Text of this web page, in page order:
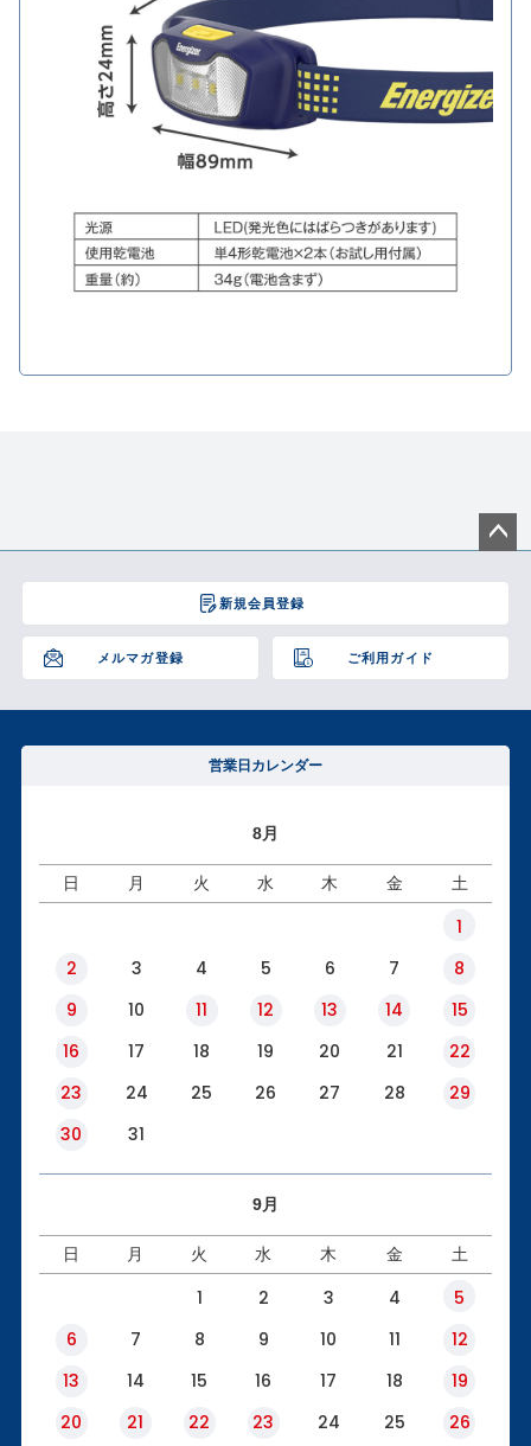
新規会員登録
メルマガ登録 ご利用ガイド
ジト
へ
営業日カレンダー
8月
日 月 火 水 木 金 土
1
2
3 4 5 6 7
8
9
10 11 12 13 14
15
16
17 18 19 20 21
22
23
24 25 26 27 28
29
30
31
9月
日 月 火 水 木 金 土
1 2 3 4
5
6
7 8 9 10 11
12
13
14 15 16 17 18
19
20
21 22 23 24 25 26